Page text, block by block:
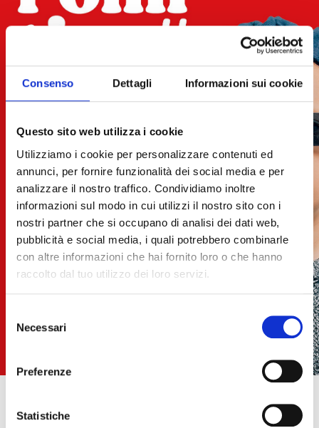
Consenso Dettagli Informazioni sui cookie
Questo sito web utilizza i cookie
Utilizziamo i cookie per personalizzare contenuti ed
annunci, per fornire funzionalità dei social media e per
analizzare il nostro traffico. Condividiamo inoltre
informazioni sul modo in cui utilizzi il nostro sito con i
nostri partner che si occupano di analisi dei dati web,
pubblicità e social media, i quali potrebbero combinarle
con altre informazioni che hai fornito loro o che hanno
raccolto dal tuo utilizzo dei loro servizi.
delNecessari
Preferenze
Statistiche
Healthy and Sustainable